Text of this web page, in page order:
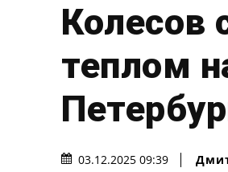
Колесов
теплом
03.12.2025 09:39